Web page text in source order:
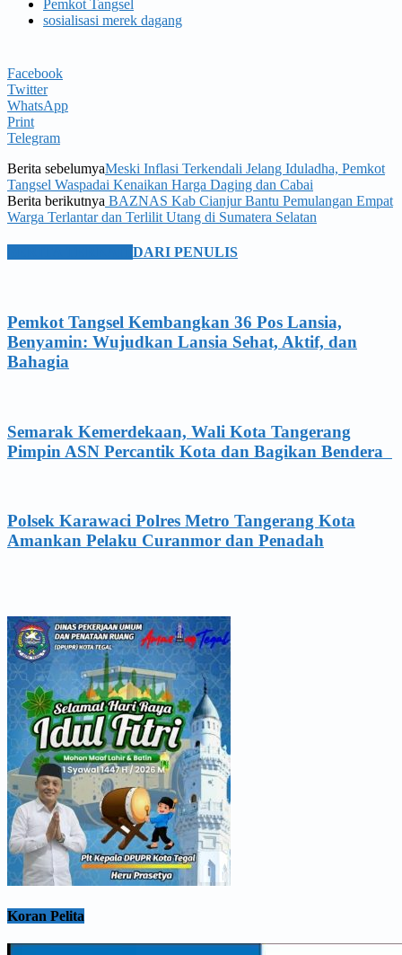
Pemkot Tangsel
sosialisasi merek dagang
Facebook
Twitter
WhatsApp
Print
Telegram
Berita sebelumyaMeski Inflasi Terkendali Jelang Iduladha, Pemkot
Tangsel Waspadai Kenaikan Harga Daging dan Cabai
Berita berikutnya BAZNAS Kab Cianjur Bantu Pemulangan Empat
Warga Terlantar dan Terlilit Utang di Sumatera Selatan
DARI PENULIS
Pemkot Tangsel Kembangkan 36 Pos Lansia,
Benyamin: Wujudkan Lansia Sehat, Aktif, dan
Bahagia
Semarak Kemerdekaan, Wali Kota Tangerang
Pimpin ASN Percantik Kota dan Bagikan Bendera
Polsek Karawaci Polres Metro Tangerang Kota
Amankan Pelaku Curanmor dan Penadah
Koran Pelita